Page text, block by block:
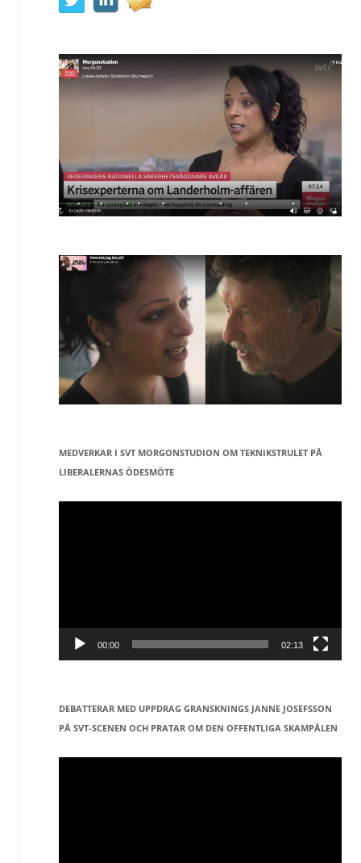
MEDVERKAR I SVT MORGONSTUDION OM TEKNIKSTRULET PÅ
LIBERALERNAS ÖDESMÖTE
Videospelare
00:00 02:13
DEBATTERAR MED UPPDRAG GRANSKNINGS JANNE JOSEFSSON
PÅ SVT-SCENEN OCH PRATAR OM DEN OFFENTLIGA SKAMPÅLEN
Videospelare